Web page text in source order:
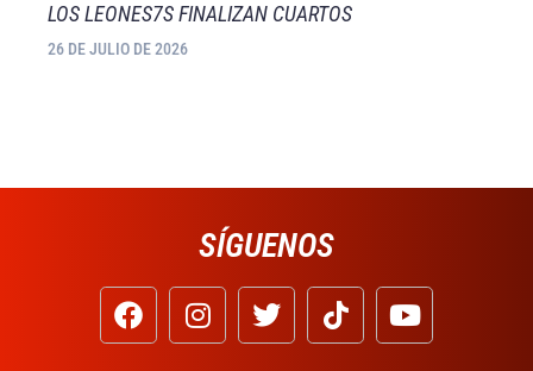
LOS LEONES7S FINALIZAN CUARTOS
26 DE JULIO DE 2026
SÍGUENOS